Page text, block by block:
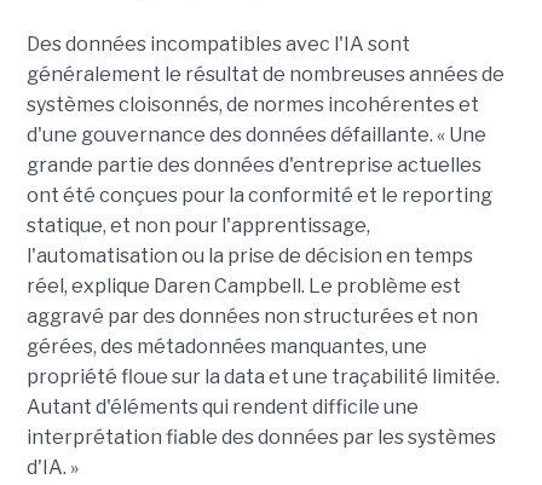
Des données incompatibles avec l'IA sont
généralement le résultat de nombreuses années de
systèmes cloisonnés, de normes incohérentes et
d'une gouvernance des données défaillante. « Une
grande partie des données d'entreprise actuelles
ont été conçues pour la conformité et le reporting
statique, et non pour l'apprentissage,
l'automatisation ou la prise de décision en temps
réel, explique Daren Campbell. Le problème est
aggravé par des données non structurées et non
gérées, des métadonnées manquantes, une
propriété floue sur la data et une traçabilité limitée.
Autant d'éléments qui rendent difficile une
interprétation fiable des données par les systèmes
d'IA. »